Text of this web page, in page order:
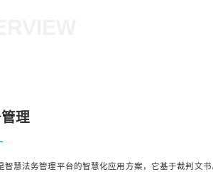
理
智慧法务管理平台的智慧化应用方案，它基于裁判文